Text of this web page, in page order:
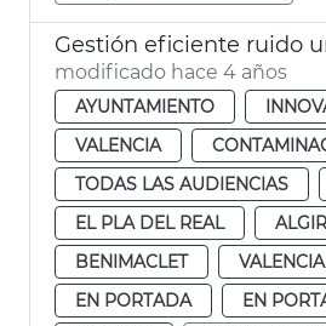
Gestión eficiente ruido
modificado hace 4 años
AYUNTAMIENTO
VALENCIA
TODAS LAS AUDIENCIAS
EL PLA DEL REAL
BENIMACLET
VALENCIA
EN PORTADA
EN